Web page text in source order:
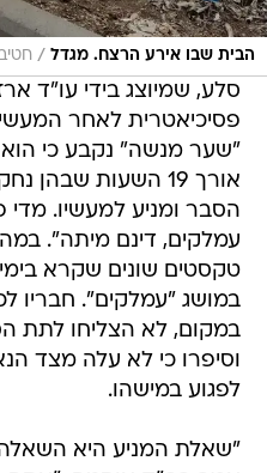
הבית שבו אירע הרצח. מגדל /
סלע, שמיוצג בידי עו"ד
פסיכיאטרית לאחר
"שער מנשה" נקבע כי הוא
אורך 19 השעות
הסבר ומניע למעשיו.
עמלקים, דינם מיתה".
טקסטים שונים שקרא
במושג "עמלקים". חבריו
במקום, לא הצליחו לתת
וסיפרו כי לא עלה מצד
לפגוע במישהו.
"שאלת המניע היא השאלה